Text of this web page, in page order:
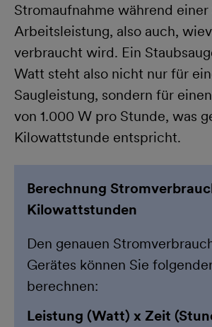
Stromaufnahme während einer
Arbeitsleistung, also auch,
verbraucht wird. Ein
Watt steht also nicht nur für
Saugleistung, sondern für
von 1.000 W pro Stunde, was
Kilowattstunde entspricht.
Berechnung
Kilowattstunden
Den genauen
Gerätes können Sie
berechnen:
Leistung (Watt) x Zeit